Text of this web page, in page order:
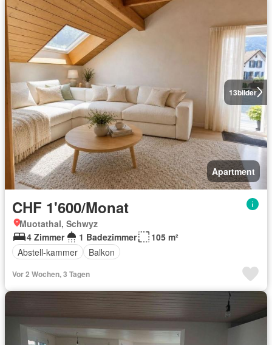
13bilder
Apartment
CHF 1'600/Monat
Muotathal, Schwyz
4 Zimmer
1 Badezimmer
105 m²
Abstell-kammer
Balkon
Vor 2 Wochen, 3 Tagen